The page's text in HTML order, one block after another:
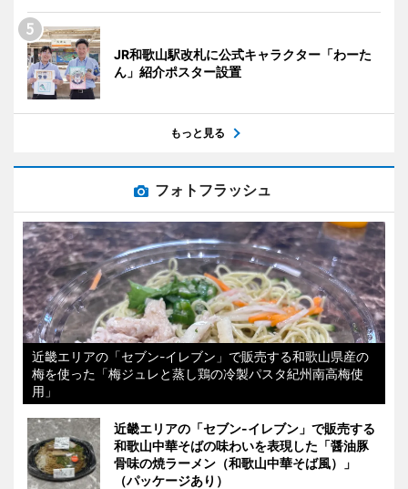
JR和歌山駅改札に公式キャラクター「わーた
ん」紹介ポスター設置
もっと見る
フォトフラッシュ
近畿エリアの「セブン-イレブン」で販売する和歌山県産の
梅を使った「梅ジュレと蒸し鶏の冷製パスタ紀州南高梅使
用」
近畿エリアの「セブン-イレブン」で販売する
和歌山中華そばの味わいを表現した「醤油豚
骨味の焼ラーメン（和歌山中華そば風）」
（パッケージあり）